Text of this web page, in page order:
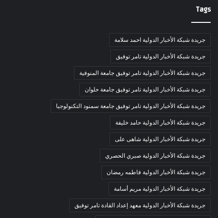
Tags
جريدة شبكة الأخبار الدولية احمد سلامة
جريدة شبكة الأخبار الدولية تامر توفيق
جريدة شبكة الأخبار الدولية تامر توفيق جامعة المنوفية
جريدة شبكة الأخبار الدولية تامر توفيق جامعة حلوان
جريدة شبكة الأخبار الدولية تامر توفيق جامعة سمنود التكنولوجيا
جريدة شبكة الأخبار الدولية حامد خليفة
جريدة شبكة الأخبار الدولية شاهى على
جريدة شبكة الأخبار الدولية صبري الحصري
جريدة شبكة الأخبار الدولية فاطمه رمضان
جريدة شبكة الأخبار الدولية مريم أسامة
جريدة شبكة الأخبار الدولية معهد إعداد القادة تامر توفيق